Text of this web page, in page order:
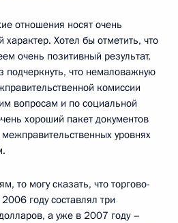
отношения носят очень
Хотел бы отметить, что
очень позитивный результат.
что немаловажную
комиссии
вопросам и по социальной
хороший пакет документов
уровнях
то могу сказать, что торгово-
году составлял три
а уже в 2007 году –